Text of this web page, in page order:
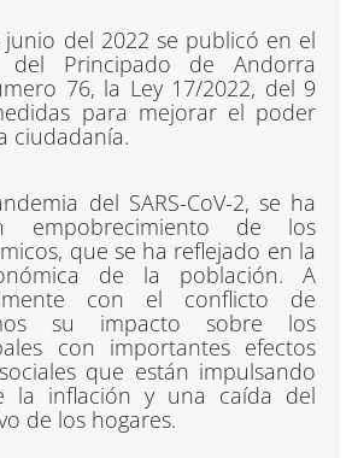
junio del 2022 se publicó en el
del Principado de Andorra
76, la Ley 17/2022, del 9
para mejorar el poder
ciudadanía.
del SARS-CoV-2, se ha
empobrecimiento de los
que se ha reflejado en la
de la población. A
con el conflicto de
su impacto sobre los
con importantes efectos
que están impulsando
la inflación y una caída del
de los hogares.